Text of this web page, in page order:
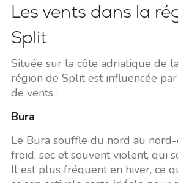
Les vents dans la
Split
Située sur la côte adriatique de
région de Split est influencée
de vents :
Bura
Le Bura souffle du nord au
froid, sec et souvent violent, qui
Il est plus fréquent en hiver, ce